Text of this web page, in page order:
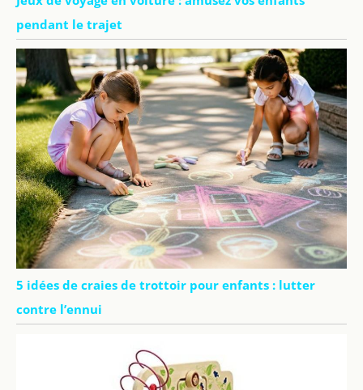
pendant le trajet
5 idées de craies de trottoir pour enfants : lutter
contre l’ennui